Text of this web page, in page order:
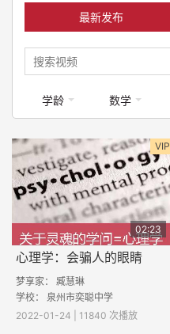
最新发布
学龄 数学
VIP
02:23
心理学：会骗人的眼睛
梦享家： 臧慧琳
学校： 泉州市奕聪中学
2022-01-24 | 11840 次播放